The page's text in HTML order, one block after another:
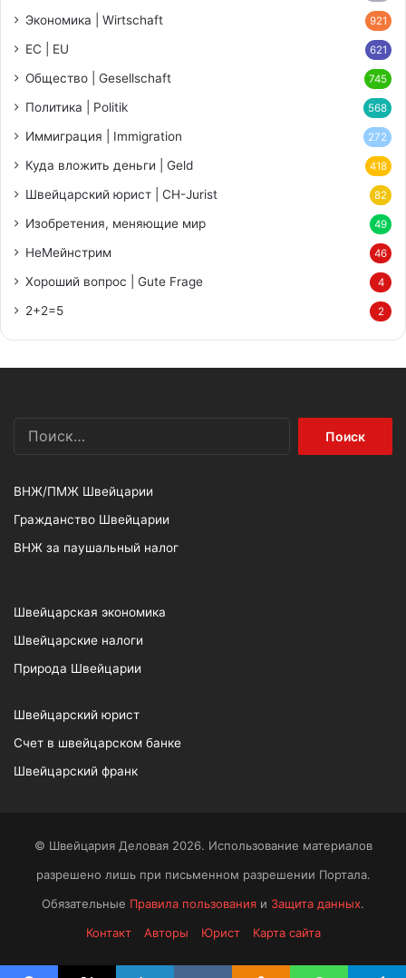
Экономика | Wirtschaft 921
ЕС | EU 621
Общество | Gesellschaft 745
Политика | Politik 568
Иммиграция | Immigration 272
Куда вложить деньги | Geld 418
Швейцарский юрист | CH-Jurist 82
Изобретения, меняющие мир 49
НеМейнстрим 46
Хороший вопрос | Gute Frage 4
2+2=5 2
ВНЖ/ПМЖ Швейцарии
Гражданство Швейцарии
ВНЖ за паушальный налог
Швейцарская экономика
Швейцарские налоги
Природа Швейцарии
Швейцарский юрист
Счет в швейцарском банке
Швейцарский франк
© Швейцария Деловая 2026. Использование материалов
разрешено лишь при письменном разрешении Портала.
Обязательные Правила пользования и Защита данных.
Контакт
Авторы Юрист Карта сайта